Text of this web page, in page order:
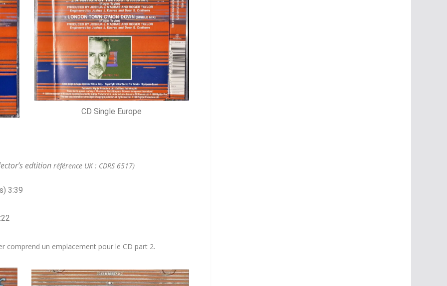
CD Single Europe
edtition référence UK : CDRS 6517)
3:39
comprend un emplacement pour le CD part 2.